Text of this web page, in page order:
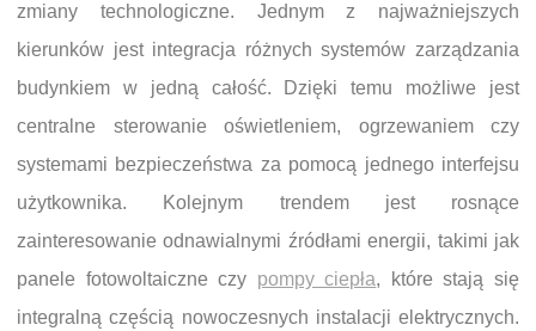
zmiany technologiczne. Jednym z najważniejszych
kierunków jest integracja różnych systemów zarządzania
budynkiem w jedną całość. Dzięki temu możliwe jest
centralne sterowanie oświetleniem, ogrzewaniem czy
systemami bezpieczeństwa za pomocą jednego interfejsu
użytkownika. Kolejnym trendem jest rosnące
zainteresowanie odnawialnymi źródłami energii, takimi jak
panele fotowoltaiczne czy pompy ciepła, które stają się
integralną częścią nowoczesnych instalacji elektrycznych.